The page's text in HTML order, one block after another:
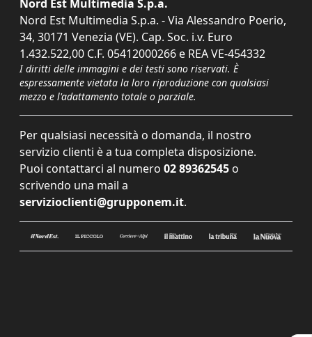
Nord Est Multimedia S.p.a.
Nord Est Multimedia S.p.a. - Via Alessandro Poerio,
34, 30171 Venezia (VE). Cap. Soc. i.v. Euro
1.432.522,00 C.F. 05412000266 e REA VE-454332
I diritti delle immagini e dei testi sono riservati. È
espressamente vietata la loro riproduzione con qualsiasi
mezzo e l'adattamento totale o parziale.
Per qualsiasi necessità o domanda, il nostro
servizio clienti è a tua completa disposizione.
Puoi contattarci al numero 02 89362545 o
scrivendo una mail a
servizioclienti@grupponem.it.